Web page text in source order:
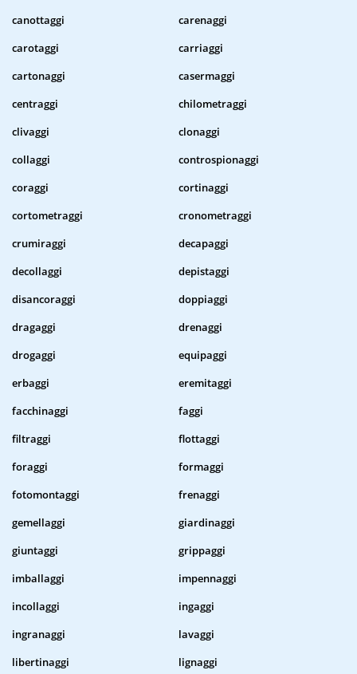
canottaggi
carenaggi
carotaggi
carriaggi
cartonaggi
casermaggi
centraggi
chilometraggi
clivaggi
clonaggi
collaggi
controspionaggi
coraggi
cortinaggi
cortometraggi
cronometraggi
crumiraggi
decapaggi
decollaggi
depistaggi
disancoraggi
doppiaggi
dragaggi
drenaggi
drogaggi
equipaggi
erbaggi
eremitaggi
facchinaggi
faggi
filtraggi
flottaggi
foraggi
formaggi
fotomontaggi
frenaggi
gemellaggi
giardinaggi
giuntaggi
grippaggi
imballaggi
impennaggi
incollaggi
ingaggi
ingranaggi
lavaggi
libertinaggi
lignaggi